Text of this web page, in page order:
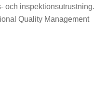
och inspektionsutrustning.
Quality Management